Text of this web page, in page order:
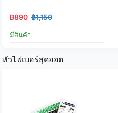
฿890 ฿1,150
มีสินค้า
หัวไฟเบอร์สุดฮอต